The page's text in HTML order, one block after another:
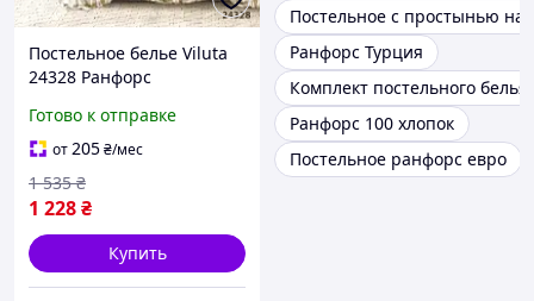
Постельное белье Viluta
24328 Ранфорс
mayak
Готово к отправке
от205₴/мес
1 228₴
1 535 ₴
Купить
Постельное с простынью на
Ранфорс Турция
Комплект постельного
Ранфорс 100 хлопок
Постельное ранфорс евро